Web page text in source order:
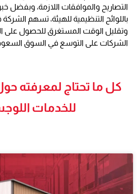
التصاريح والموافقات اللازمة، وبفضل
باللوائح التنظيمية للهيئة، تسهم الشركة
وتقليل الوقت المستغرق للحصول على
الشركات على التوسع في السوق
كل ما تحتاج لمعرفته حول
للخدمات